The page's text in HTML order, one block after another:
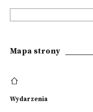
Mapa strony
Wydarzenia